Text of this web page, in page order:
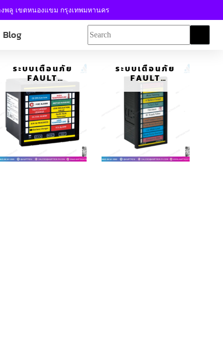
งพลู เขตหนองแขม กรุงเทพมหานคร
Blog
ระบบเตือนภัย
FAULT
ANNUNCIATOR
COMPALARM AP
C2C
ระบบเตือนภัย
FAULT
COMPALARM AP
C3/SQ